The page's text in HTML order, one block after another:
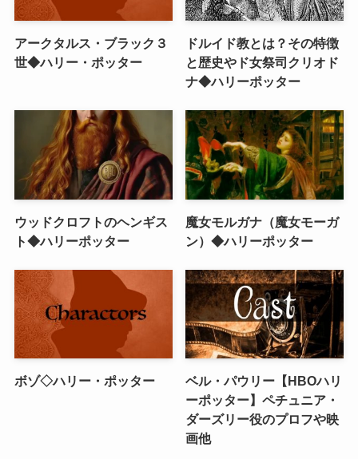
アークタルス・ブラック３
世◆ハリー・ポッター
ドルイド教とは？その特徴
と歴史やド女祭司クリオド
ナ◆ハリーポッター
ウッドクロフトのヘンギス
ト◆ハリーポッター
魔女モルガナ（魔女モーガ
ン）◆ハリーポッター
ボゾ◇ハリー・ポッター
ベル・パウリー【HBOハリ
ーポッター】ペチュニア・
ダーズリー役のプロフや映
画他